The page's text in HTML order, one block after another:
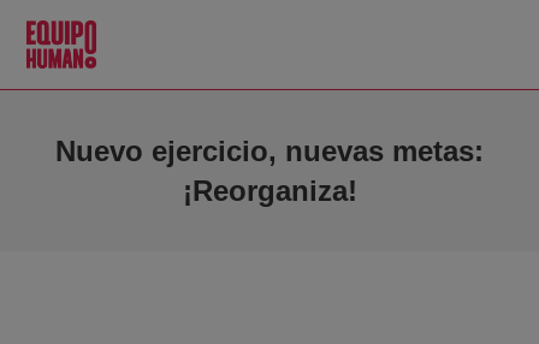
Nuevo ejercicio, nuevas metas:
¡Reorganiza!